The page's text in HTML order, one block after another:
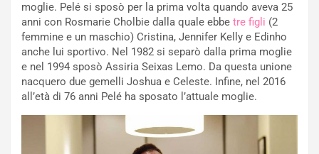
moglie. Pelé si sposò per la prima volta quando aveva 25
anni con Rosmarie Cholbie dalla quale ebbe tre figli (2
femmine e un maschio) Cristina, Jennifer Kelly e Edinho
anche lui sportivo. Nel 1982 si separò dalla prima moglie
e nel 1994 sposò Assiria Seixas Lemo. Da questa unione
nacquero due gemelli Joshua e Celeste. Infine, nel 2016
all’età di 76 anni Pelé ha sposato l’attuale moglie.